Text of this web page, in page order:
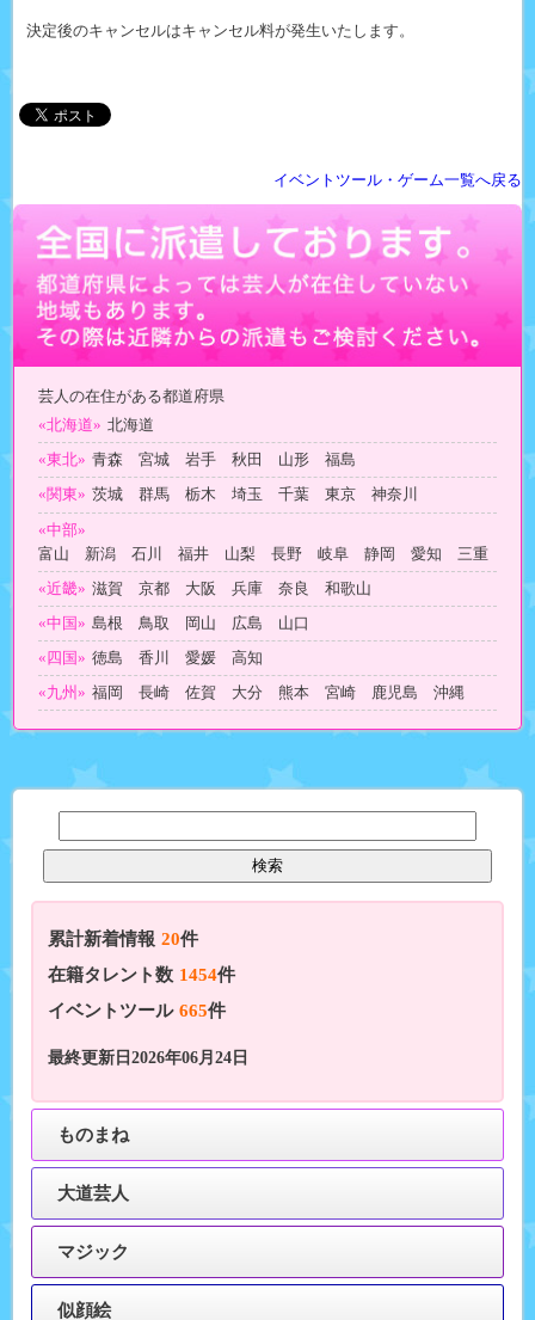
決定後のキャンセルはキャンセル料が発生いたします。
イベントツール・ゲーム一覧へ戻る
芸人の在住がある都道府県
«北海道» 北海道
«東北» 青森 宮城 岩手 秋田 山形 福島
«関東» 茨城 群馬 栃木 埼玉 千葉 東京 神奈川
«中部»
富山 新潟 石川 福井 山梨 長野 岐阜 静岡 愛知 三重
«近畿» 滋賀 京都 大阪 兵庫 奈良 和歌山
«中国» 島根 鳥取 岡山 広島 山口
«四国» 徳島 香川 愛媛 高知
«九州» 福岡 長崎 佐賀 大分 熊本 宮崎 鹿児島 沖縄
累計新着情報 20件
在籍タレント数 1454件
イベントツール 665件
最終更新日2026年06月24日
ものまね
大道芸人
マジック
似顔絵